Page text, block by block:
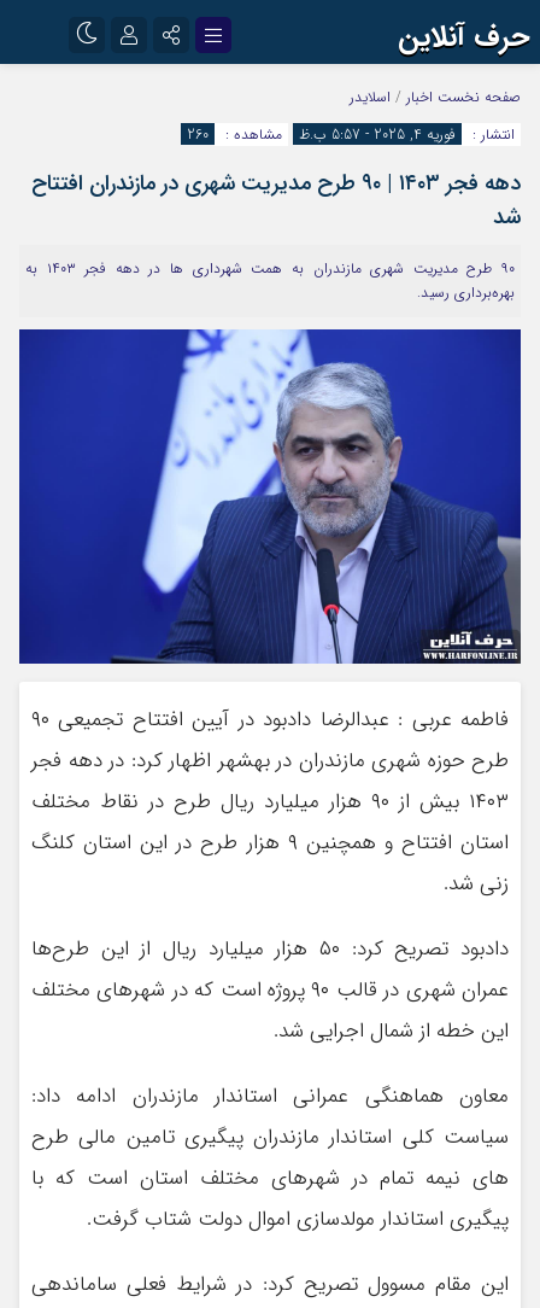
حرف آنلاین
اینستاگرام
آپارات
رمز عبور
مرا به خاطر بسپار
صفحه نخست اخبار / اسلایدر
انتشار :
فوریه 4, 2025 - 5:57 ب.ظ مشاهده : 260
دهه فجر ۱۴۰۳ | ۹۰ طرح مدیریت شهری در مازندران افتتاح
شد
۹۰ طرح مدیریت شهری مازندران به همت شهرداری ها در دهه فجر ۱۴۰۳ به
بهره‌برداری رسید.
فاطمه عربی : عبدالرضا دادبود در آیین افتتاح تجمیعی ۹۰
طرح حوزه شهری مازندران در بهشهر اظهار کرد: در دهه فجر
۱۴۰۳ بیش از ۹۰ هزار میلیارد ریال طرح در نقاط مختلف
استان افتتاح و همچنین ۹ هزار طرح در این استان کلنگ
زنی شد.
دادبود تصریح کرد: ۵۰ هزار میلیارد ریال از این طرح‌ها
عمران شهری در قالب ۹۰ پروژه است که در شهرهای مختلف
این خطه از شمال اجرایی شد.
معاون هماهنگی عمرانی استاندار مازندران ادامه داد:
سیاست کلی استاندار مازندران پیگیری تامین مالی طرح
های نیمه تمام در شهرهای مختلف استان است که با
پیگیری استاندار مولدسازی اموال دولت شتاب گرفت.
این مقام مسوول تصریح کرد: در شرایط فعلی ساماندهی